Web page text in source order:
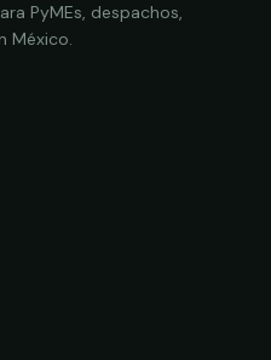
PyMEs, despachos,
México.